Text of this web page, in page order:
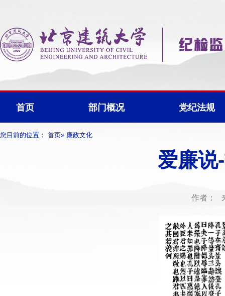
首页 部门概况 党纪法规
您目前的位置： 首页» 廉政文化
爱廉说
作者：